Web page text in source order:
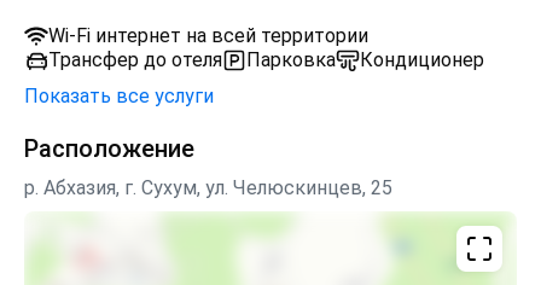
Wi-Fi интернет на всей территории
Трансфер до отеля
Парковка
Кондиционер
Показать все услуги
Расположение
р. Абхазия, г. Сухум, ул. Челюскинцев, 25